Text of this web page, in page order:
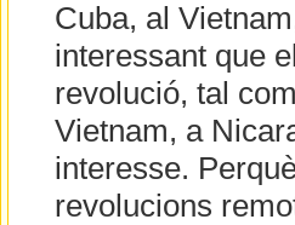
Cuba, al
interessant que
revolució, tal
Vietnam, a
interesse.
revolucions